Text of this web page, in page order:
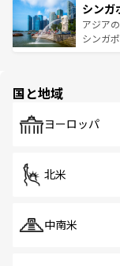
参照して
激する
が待っ
た文化
み、ど
ており
うな絶
シンガ
アジア
シンガ
で、ホ
国と地域
ヨーロッパ
北米
中南米